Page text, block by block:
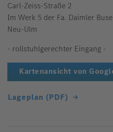
Carl-Zeiss-Straße 2
Im Werk 5 der Fa. Daimler
Neu-Ulm
- rollstuhlgerechter Eingang -
Kartenansicht von
Lageplan (PDF)